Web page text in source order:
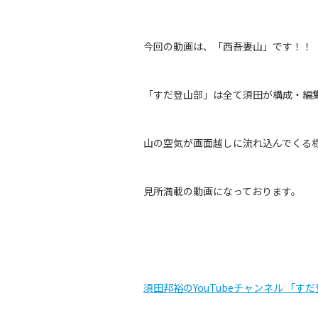
今回の動画は、「西吾妻山 」 です！！
「すだ登山部」は全て須田が構成・編
山の空気が画面越しに流れ込んでくる
見所満載の動画になっております。
須田邦裕のYouTubeチャンネル 「すだ